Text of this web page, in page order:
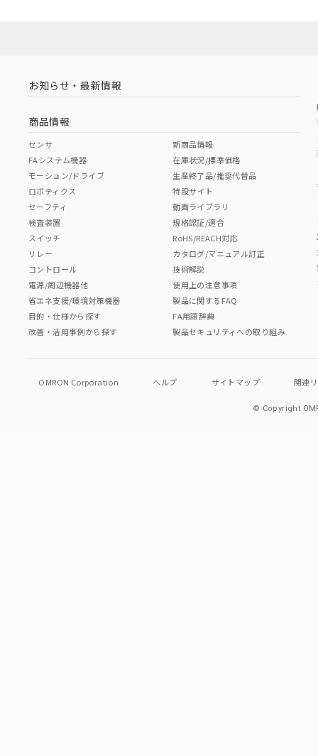
お知らせ・最新情報
商品情報
センサ
FAシステム機器
モーション/ドライブ
ロボティクス
セーフティ
検査装置
スイッチ
リレー
コントロール
電源/周辺機器他
省エネ支援/環境対策機器
目的・仕様から探す
改善・活用事例から探す
新商品情報
在庫状況/標準価格
生産終了品/推奨代替品
特設サイト
動画ライブラリ
規格認証/適合
RoHS/REACH対応
カタログ/マニュアル訂正
技術解説
使用上の注意事項
製品に関するFAQ
FA用語辞典
製品セキュリティへの取り組み
OMRON Corporation ヘルプ サイトマップ 関連
© Copyright